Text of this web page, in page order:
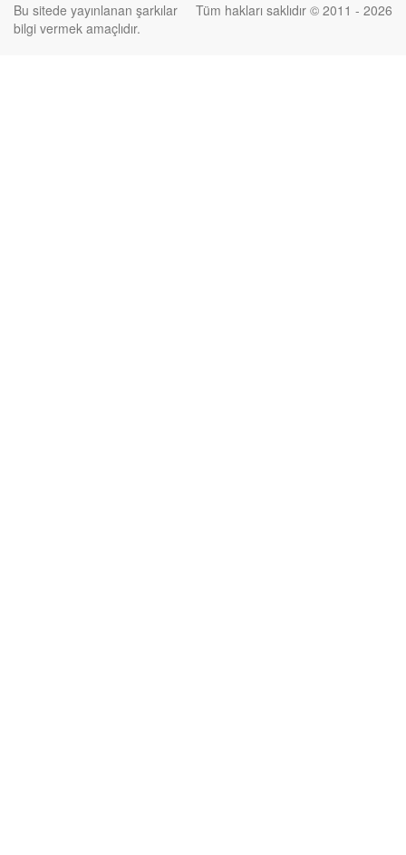
Tüm hakları saklıdır © 2011 - 2026
Bu sitede yayınlanan şarkılar
bilgi vermek amaçlıdır.